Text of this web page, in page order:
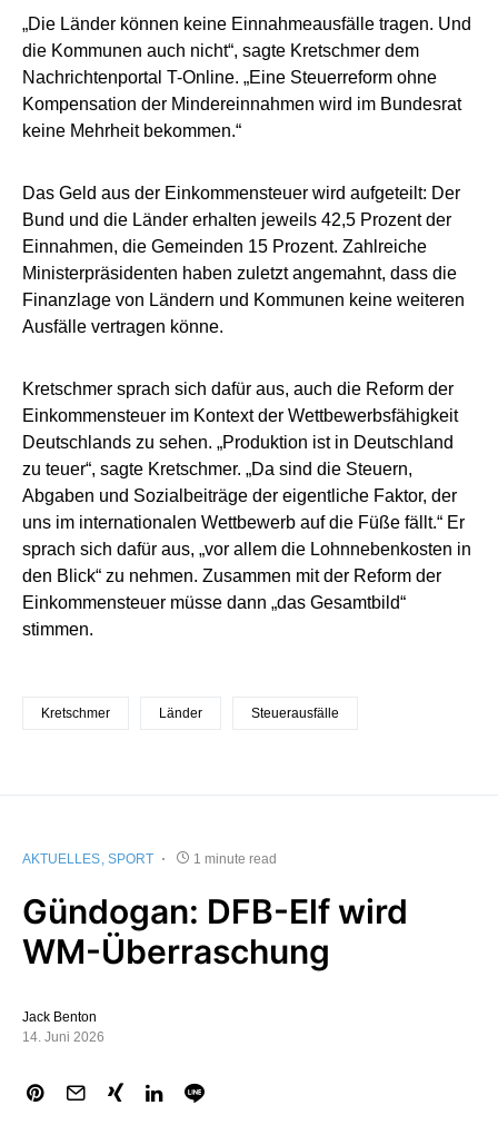
„Die Länder können keine Einnahmeausfälle tragen. Und
die Kommunen auch nicht“, sagte Kretschmer dem
Nachrichtenportal T-Online. „Eine Steuerreform ohne
Kompensation der Mindereinnahmen wird im Bundesrat
keine Mehrheit bekommen.“
Das Geld aus der Einkommensteuer wird aufgeteilt: Der
Bund und die Länder erhalten jeweils 42,5 Prozent der
Einnahmen, die Gemeinden 15 Prozent. Zahlreiche
Ministerpräsidenten haben zuletzt angemahnt, dass die
Finanzlage von Ländern und Kommunen keine weiteren
Ausfälle vertragen könne.
Kretschmer sprach sich dafür aus, auch die Reform der
Einkommensteuer im Kontext der Wettbewerbsfähigkeit
Deutschlands zu sehen. „Produktion ist in Deutschland
zu teuer“, sagte Kretschmer. „Da sind die Steuern,
Abgaben und Sozialbeiträge der eigentliche Faktor, der
uns im internationalen Wettbewerb auf die Füße fällt.“ Er
sprach sich dafür aus, „vor allem die Lohnnebenkosten in
den Blick“ zu nehmen. Zusammen mit der Reform der
Einkommensteuer müsse dann „das Gesamtbild“
stimmen.
Kretschmer Länder Steuerausfälle
AKTUELLES SPORT 1 minute read
Gündogan: DFB-Elf wird
WM-Überraschung
Jack Benton
14. Juni 2026